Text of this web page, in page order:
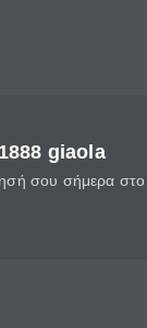
giaola
σου σήμερα